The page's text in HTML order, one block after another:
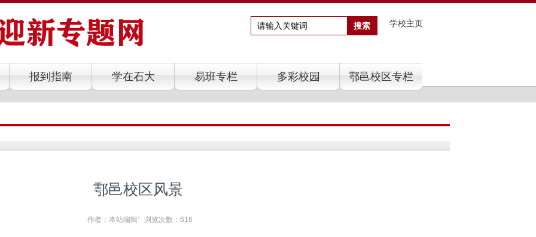
学校主页
报到指南 学在石大 易班专栏 多彩校园 鄠邑校区专栏
鄠邑校区风景
作者：本站编辑' 浏览次数：616